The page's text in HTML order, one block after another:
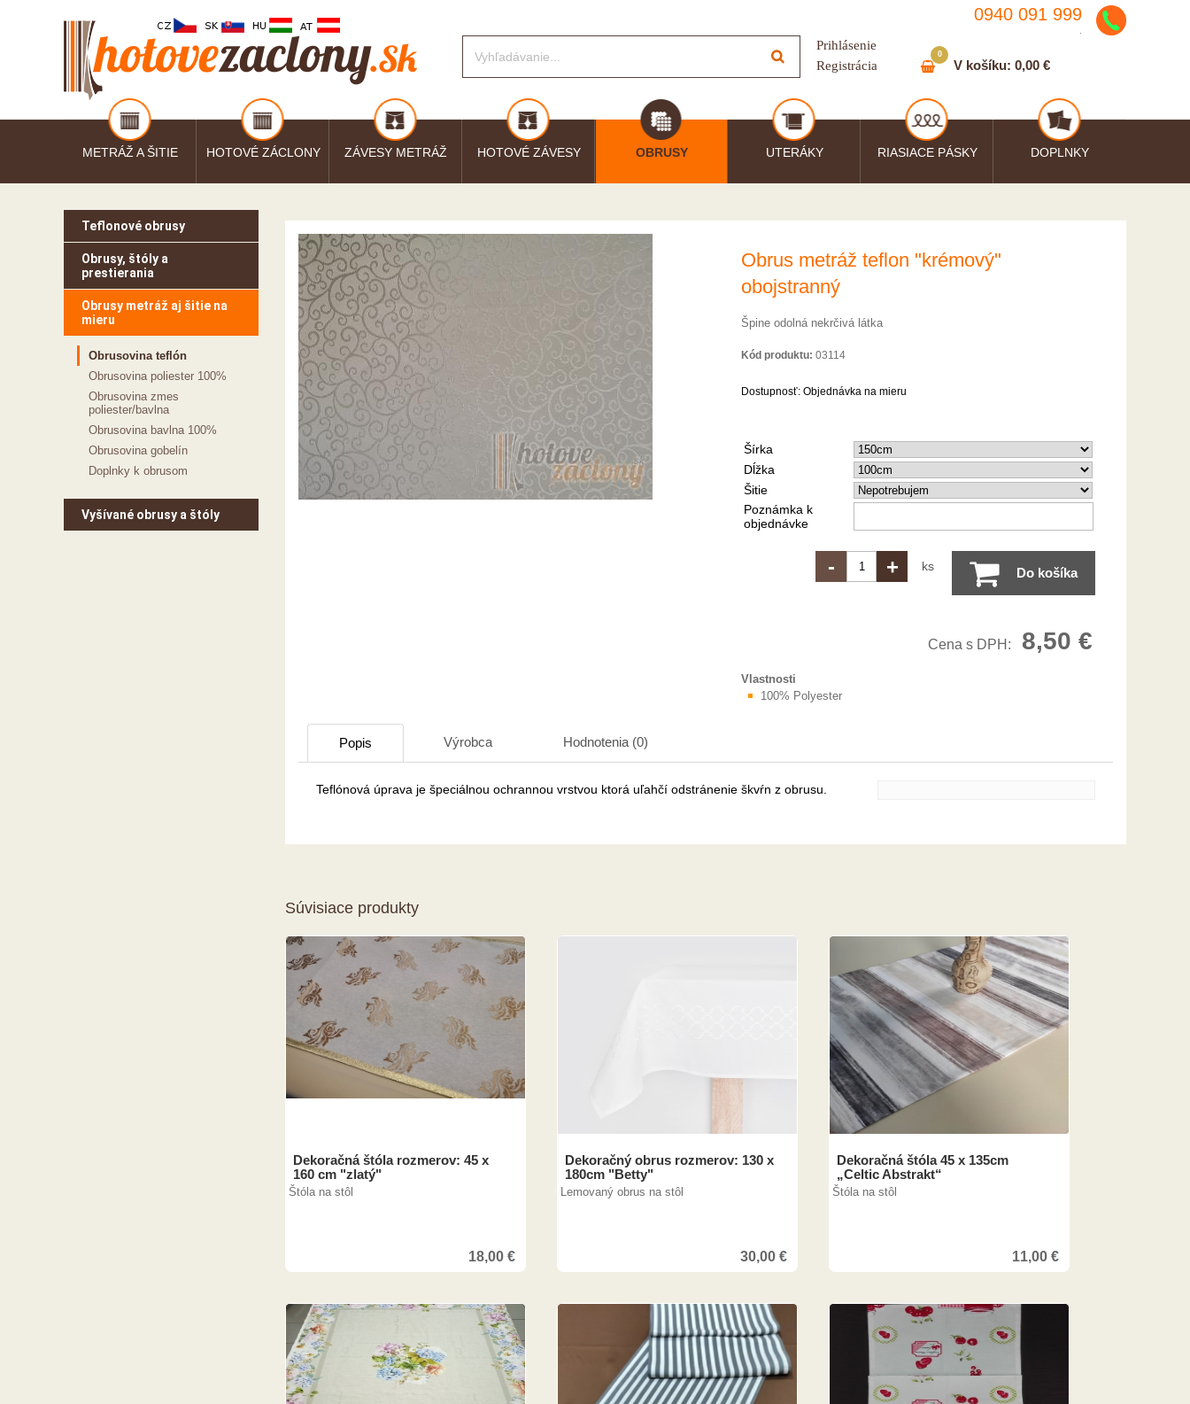
0940 091 999
Prihlásenie
Registrácia
V košíku: 0,00 €
0
METRÁŽ A ŠITIE HOTOVÉ ZÁCLONY ZÁVESY METRÁŽ HOTOVÉ ZÁVESY OBRUSY UTERÁKY RIASIACE PÁSKY DOPLNKY
Teflonové obrusy
Obrusy, štóly a
prestierania
Obrusy metráž aj šitie na
mieru
Obrusovina teflón
Obrusovina poliester 100%
Obrusovina zmes
poliester/bavlna
Obrusovina bavlna 100%
Obrusovina gobelín
Doplnky k obrusom
Vyšívané obrusy a štóly
Obrus metráž teflon "krémový"
obojstranný
Špine odolná nekrčivá látka
Kód produktu: 03114
Dostupnosť: Objednávka na mieru
Šírka
Dĺžka
Šitie
Poznámka k
objednávke
- + ks Do košíka
Cena s DPH: 8,50 €
Vlastnosti
100% Polyester
Popis Výrobca Hodnotenia (0)
Teflónová úprava je špeciálnou ochrannou vrstvou ktorá uľahčí odstránenie škvŕn z obrusu.
Súvisiace produkty
Dekoračná štóla rozmerov: 45 x
160 cm "zlatý"
Štóla na stôl
18,00€
Dekoračný obrus rozmerov: 130 x
180cm "Betty"
Lemovaný obrus na stôl
30,00€
Dekoračná štóla 45 x 135cm
„Celtic Abstrakt“
Štóla na stôl
11,00€